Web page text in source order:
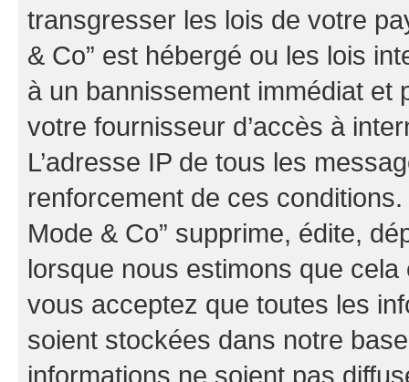
transgresser les lois de votre
& Co” est hébergé ou les lois
à un bannissement immédiat et
votre fournisseur d’accès à
L’adresse IP de tous les
renforcement de ces
Mode & Co” supprime, édite,
lorsque nous estimons que cela
vous acceptez que toutes les
soient stockées dans notre
informations ne soient pas